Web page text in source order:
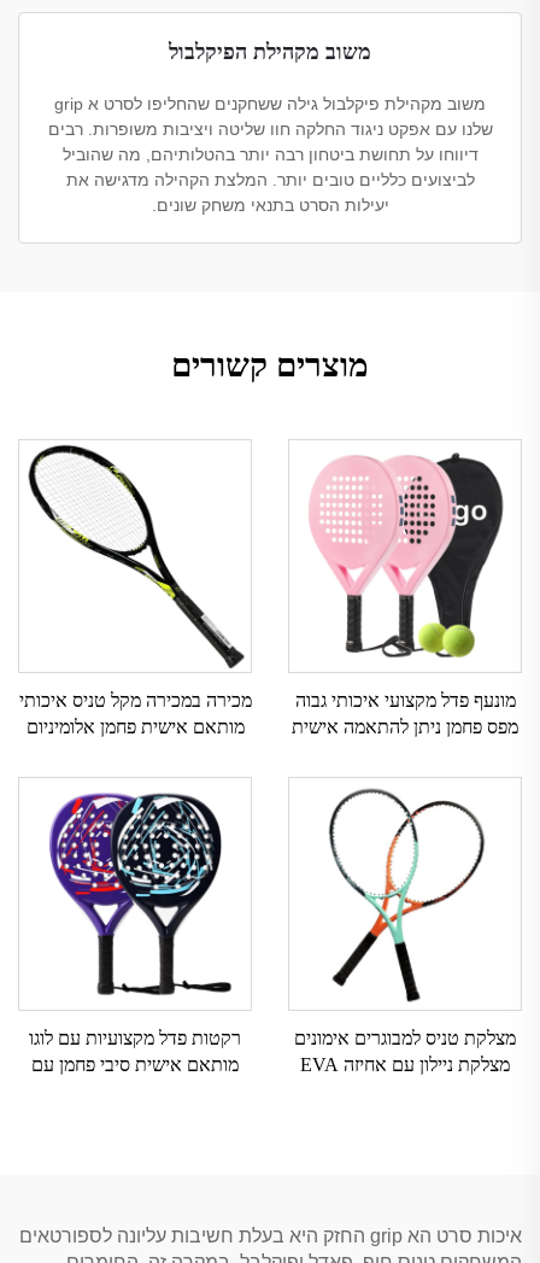
משוב מקהילת הפיקלבול
משוב מקהילת פיקלבול גילה ששחקנים שהחליפו לסרט א grip
שלנו עם אפקט ניגוד החלקה חוו שליטה ויציבות משופרות. רבים
דיווחו על תחושת ביטחון רבה יותר בהטלותיהם, מה שהוביל
לביצועים כלליים טובים יותר. המלצת הקהילה מדגישה את
יעילות הסרט בתנאי משחק שונים.
מוצרים קשורים
מונעף פדל מקצועי איכותי גבוה
מפס פחמן ניתן להתאמה אישית
EVA
מכירה במכירה מקל טניס איכותי
מותאם אישית פחמן אלומיניום
EVA ניילון ורשת פיברגלס
מצלקת טניס למבוגרים אימונים
מצלקת ניילון עם אחיזה EVA
רקטות פדל מקצועיות עם לוגו
מותאם אישית סיבי פחמן עם
איכות סרט הא grip החזק היא בעלת חשיבות עליונה לספורטאים